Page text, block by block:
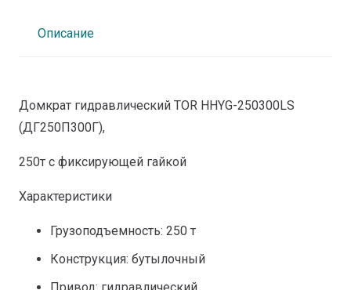
фиксирующей
Описание
Домкрат гидравлический TOR HHYG-250300LS
(ДГ250П300Г),
250т с фиксирующей гайкой
Характеристики
Грузоподъемность: 250 т
Конструкция: бутылочный